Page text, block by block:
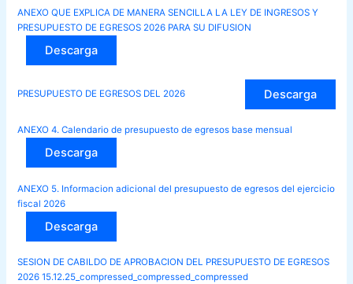
ANEXO QUE EXPLICA DE MANERA SENCILLA LA LEY DE INGRESOS Y
PRESUPUESTO DE EGRESOS 2026 PARA SU DIFUSION
Descarga
PRESUPUESTO DE EGRESOS DEL 2026 Descarga
ANEXO 4. Calendario de presupuesto de egresos base mensual
Descarga
ANEXO 5. Informacion adicional del presupuesto de egresos del ejercicio
fiscal 2026
Descarga
SESION DE CABILDO DE APROBACION DEL PRESUPUESTO DE EGRESOS
2026 15.12.25_compressed_compressed_compressed